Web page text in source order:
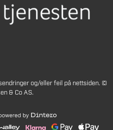
og/eller feil på nettsiden. ©
& Co AS.